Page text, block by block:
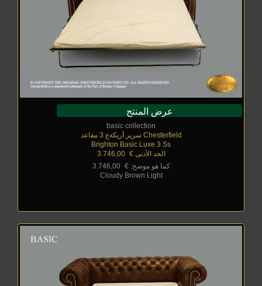
عرض المنتج
basic collection
Chesterfield سرير أريكةع 3 مقاعد
Brighton Basic Luxe 3 Ss
الحد الأدنى € _
3.746,00
كما هو موضح: € _
3.746,00
Cloudy Brown Light